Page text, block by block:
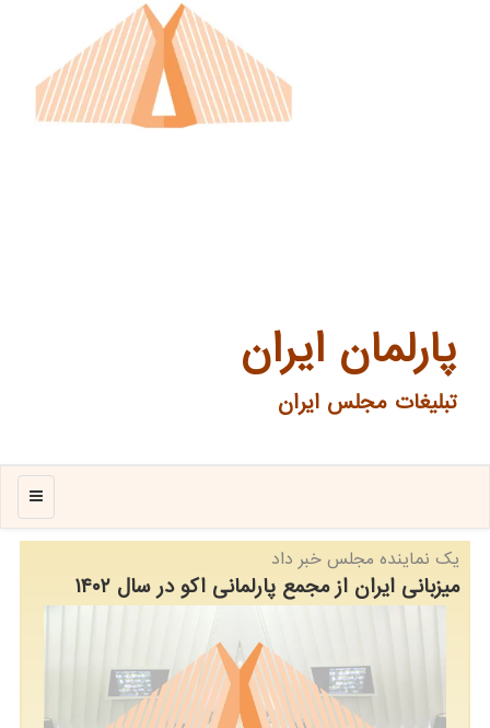
پارلمان ایران
تبلیغات مجلس ایران
منو
یك نماینده مجلس خبر داد
میزبانی ایران از مجمع پارلمانی اکو در سال ۱۴۰۲